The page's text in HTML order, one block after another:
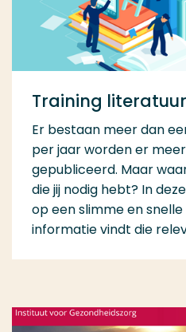
Training
Er bestaan meer dan
per jaar worden er
gepubliceerd. Maar
die jij nodig hebt? In
op een slimme en
informatie vindt die